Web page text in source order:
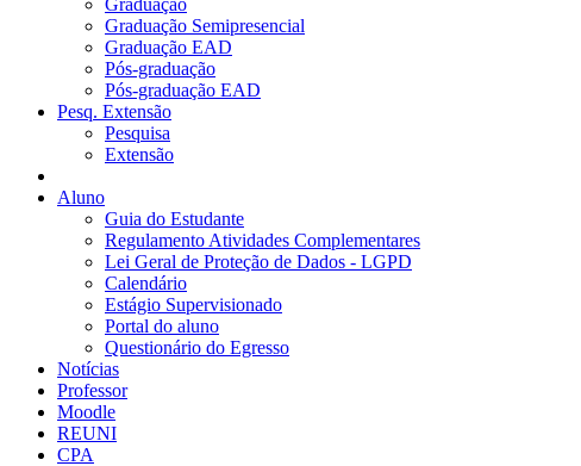
Graduação Semipresencial
Graduação EAD
Pós-graduação
Pós-graduação EAD
Pesq. Extensão
Pesquisa
Extensão
Aluno
Guia do Estudante
Regulamento Atividades Complementares
Lei Geral de Proteção de Dados - LGPD
Calendário
Estágio Supervisionado
Portal do aluno
Questionário do Egresso
Notícias
Professor
Moodle
REUNI
CPA